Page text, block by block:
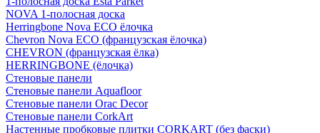
NOVA 1-полосная доска
Herringbone Nova ECO ёлочка
Chevron Nova ECO (французская ёлочка)
CHEVRON (французская ёлка)
HERRINGBONE (ёлочка)
Стеновые панели
Стеновые панели Aquafloor
Стеновые панели Orac Decor
Стеновые панели CorkArt
Настенные пробковые плитки CORKART (без фаски)